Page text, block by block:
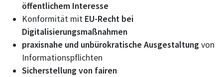
öffentlichem Interesse
Konformität mit EU-Recht bei
Digitalisierungsmaßnahmen
praxisnahe und unbürokratische Ausgestaltung von
Informationspflichten
Sicherstellung von fairen